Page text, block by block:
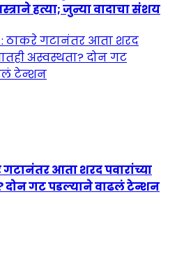
हत्या; जुन्या वादाचा संशय
गटानंतर आता शरद पवारांच्या
दोन गट पडल्याने वाढलं टेन्शन